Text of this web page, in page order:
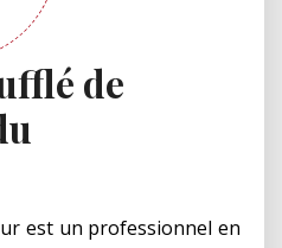
de
est un professionnel en